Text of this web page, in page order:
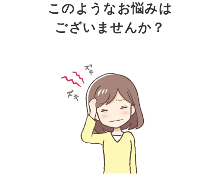
このようなお悩みは
ございませんか？